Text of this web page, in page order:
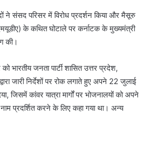
ने संसद परिसर में विरोध प्रदर्शन किया और मैसूरु
के कथित घोटाले पर कर्नाटक के मुख्यमंत्री
की।
भारतीय जनता पार्टी शासित उत्तर प्रदेश,
जारी निर्देशों पर रोक लगाते हुए अपने 22 जुलाई
जिसमें कांवर यात्रा मार्गों पर भोजनालयों को अपने
प्रदर्शित करने के लिए कहा गया था। अन्य